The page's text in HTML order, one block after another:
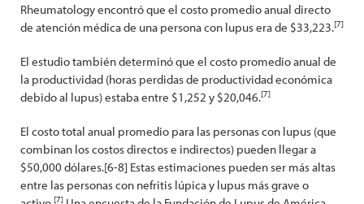
Rheumatology encontró que el costo promedio anual directo
de atención médica de una persona con lupus era de $33,223.[7]
El estudio también determinó que el costo promedio anual de
la productividad (horas perdidas de productividad económica
debido al lupus) estaba entre $1,252 y $20,046.[7]
El costo total anual promedio para las personas con lupus (que
combinan los costos directos e indirectos) pueden llegar a
$50,000 dólares.[6-8] Estas estimaciones pueden ser más altas
entre las personas con nefritis lúpica y lupus más grave o
[7]